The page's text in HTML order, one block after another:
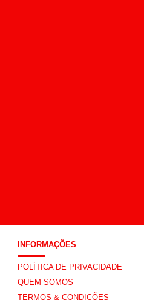
INFORMAÇÕES
POLÍTICA DE PRIVACIDADE
QUEM SOMOS
TERMOS & CONDIÇÕES